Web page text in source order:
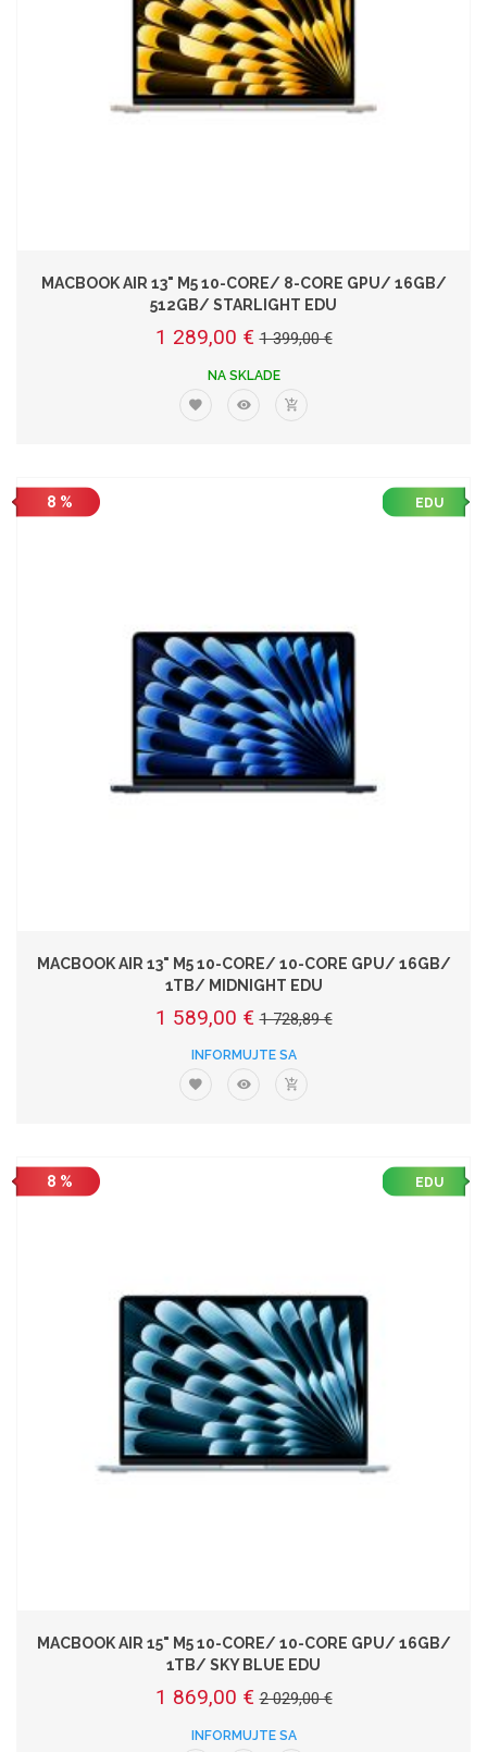
MACBOOK AIR 13" M5 10-CORE/ 8-CORE GPU/ 16GB/
512GB/ STARLIGHT EDU
1 289,00 € 1 399,00 €
NA SKLADE
8 % EDU
MACBOOK AIR 13" M5 10-CORE/ 10-CORE GPU/ 16GB/
1TB/ MIDNIGHT EDU
1 589,00 € 1 728,89 €
INFORMUJTE SA
8 % EDU
MACBOOK AIR 15" M5 10-CORE/ 10-CORE GPU/ 16GB/
1TB/ SKY BLUE EDU
1 869,00 € 2 029,00 €
INFORMUJTE SA